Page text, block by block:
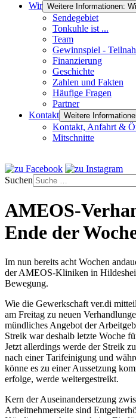
Wir Weitere Informationen:
Sendegebiet
Tonkuhle ist ...
Team
Gewinnspiel -
Finanzierung
Geschichte
Zahlen und Fakten
Häufige Fragen
Partner
Kontakt Weitere
Kontakt, Anfahrt &
Mitschnitte
Suchen
AMEOS-
Ende der
Im nun bereits acht Wochen
der AMEOS-Kliniken in
Bewegung.
Wie die Gewerkschaft ver.di
am Freitag zu neuen
mündliches Angebot der
Streik war deshalb letzte Woche
Jetzt allerdings werde der Streik
nach einer Tarifeinigung und
könne es zu einer Aussetzung
erfolge, werde weitergestreikt.
Kern der Auseinandersetzung
Arbeitnehmerseite sind